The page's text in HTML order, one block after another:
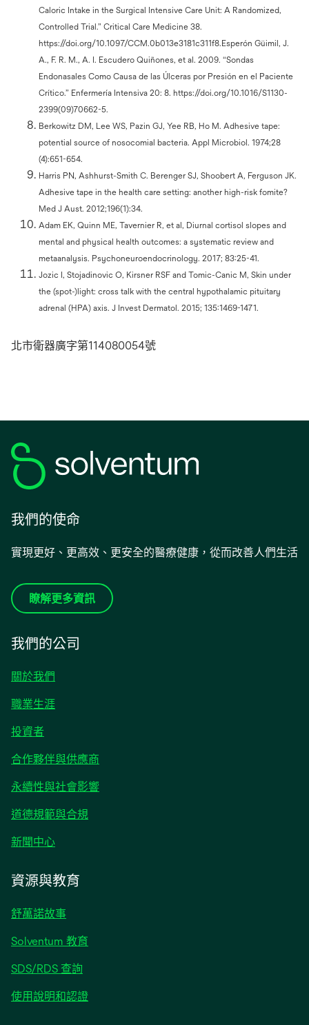
Caloric Intake in the Surgical Intensive Care Unit: A Randomized,
Controlled Trial.” Critical Care Medicine 38.
https://doi.org/10.1097/CCM.0b013e3181c311f8.Esperón Güimil, J.
A., F. R. M., A. I. Escudero Quiñones, et al. 2009. “Sondas
Endonasales Como Causa de las Úlceras por Presión en el Paciente
Crítico.” Enfermería Intensiva 20: 8. https://doi.org/10.1016/S1130-
2399(09)70662-5.
Berkowitz DM, Lee WS, Pazin GJ, Yee RB, Ho M. Adhesive tape:
potential source of nosocomial bacteria. Appl Microbiol. 1974;28
(4):651-654.
Harris PN, Ashhurst-Smith C. Berenger SJ, Shoobert A, Ferguson JK.
Adhesive tape in the health care setting: another high-risk fomite?
Med J Aust. 2012;196(1):34.
Adam EK, Quinn ME, Tavernier R, et al, Diurnal cortisol slopes and
mental and physical health outcomes: a systematic review and
metaanalysis. Psychoneuroendocrinology. 2017; 83:25-41.
Jozic I, Stojadinovic O, Kirsner RSF and Tomic-Canic M, Skin under
the (spot-)light: cross talk with the central hypothalamic pituitary
adrenal (HPA) axis. J Invest Dermatol. 2015; 135:1469-1471.
北市衛器廣字第114080054號
我們的使命
實現更好、更高效、更安全的醫療健康，從而改善人們生活
瞭解更多資訊
我們的公司
關於我們
職業生涯
投資者在
標
籤
開
合作夥伴與供應商
永續性與社會影響
道德規範與合規
新聞中心在
標
籤
中
啟
資源與教育
舒萬諾故事
Solventum 教育
SDS/RDS 查詢
使用說明和認證